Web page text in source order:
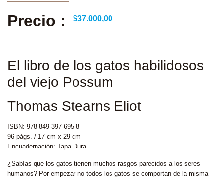
Precio : $37.000,00
El libro de los gatos habilidosos
del viejo Possum
Thomas Stearns Eliot
ISBN: 978-849-397-695-8
96 págs. / 17 cm x 29 cm
Encuadernación: Tapa Dura
¿Sabías que los gatos tienen muchos rasgos parecidos a los seres
humanos? Por empezar no todos los gatos se comportan de la misma